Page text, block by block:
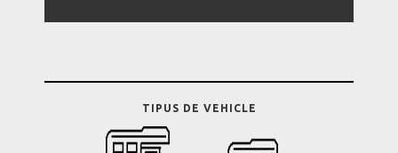
TIPUS DE VEHICLE